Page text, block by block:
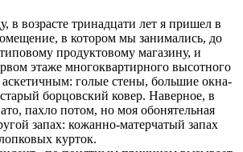
в возрасте тринадцати лет я пришел в
в котором мы занимались, до
продуктовому магазину, и
этаже многоквартирного высотного
голые стены, большие окна-
борцовский ковер. Наверное, в
пахло потом, но моя обонятельная
запах: кожанно-матерчатый запах
курток.